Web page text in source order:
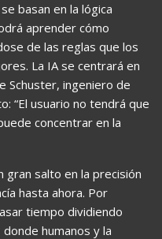
basan en la lógica
aprender cómo
de las reglas que los
La IA se centrará en
Schuster, ingeniero de
“El usuario no tendrá que
concentrar en la
gran salto en la precisión
hasta ahora. Por
tiempo dividiendo
humanos y la